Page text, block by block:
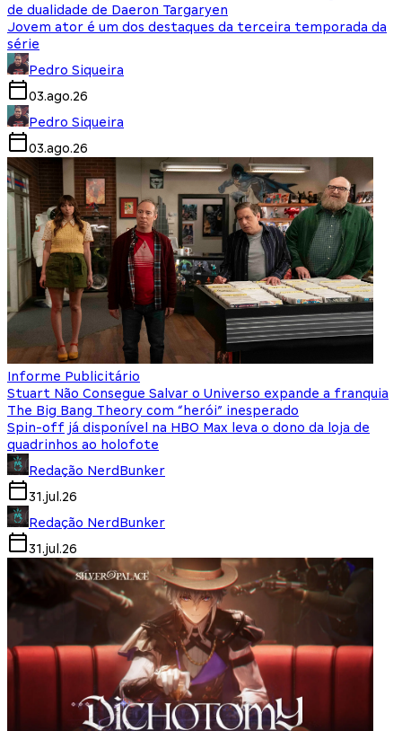
de dualidade de Daeron Targaryen
Jovem ator é um dos destaques da terceira temporada da
série
Pedro Siqueira
03.ago.26
Pedro Siqueira
03.ago.26
Informe Publicitário
Stuart Não Consegue Salvar o Universo expande a franquia
The Big Bang Theory com “herói” inesperado
Spin-off já disponível na HBO Max leva o dono da loja de
quadrinhos ao holofote
Redação NerdBunker
31.jul.26
Redação NerdBunker
31.jul.26